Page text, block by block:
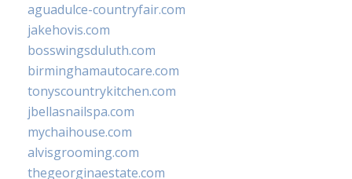
aguadulce-countryfair.com
jakehovis.com
bosswingsduluth.com
birminghamautocare.com
tonyscountrykitchen.com
jbellasnailspa.com
mychaihouse.com
alvisgrooming.com
thegeorginaestate.com